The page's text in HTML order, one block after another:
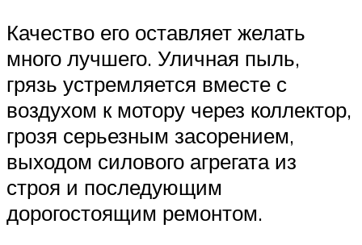
Качество его оставляет желать
много лучшего. Уличная пыль,
грязь устремляется вместе с
воздухом к мотору через коллектор,
грозя серьезным засорением,
выходом силового агрегата из
строя и последующим
дорогостоящим ремонтом.